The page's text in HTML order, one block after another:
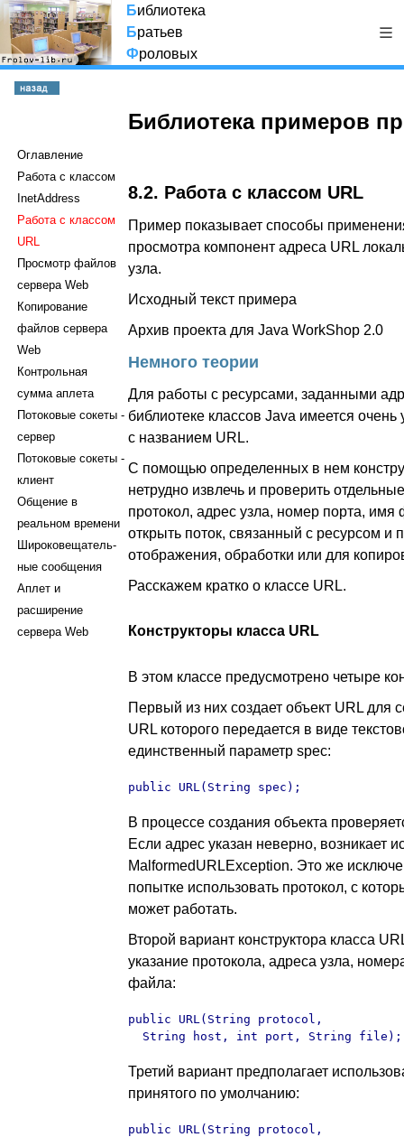
Библиотека
Братьев
Фроловых
Библиотека примеров
Оглавление
Работа с классом
InetAddress
Работа с классом
URL
Просмотр файлов
сервера Web
Копирование
файлов сервера
Web
Контрольная
сумма аплета
Потоковые сокеты -
сервер
Потоковые сокеты -
клиент
Общение в
реальном времени
Широковещатель-
ные сообщения
Аплет и
расширение
сервера Web
8.2. Работа с классом URL
Пример показывает способы
просмотра компонент адреса URL
узла.
Исходный текст примера
Архив проекта для Java WorkShop 2.0
Немного теории
Для работы с ресурсами, заданными
библиотеке классов Java имеется
с названием URL.
С помощью определенных в нем
нетрудно извлечь и проверить
протокол, адрес узла, номер порта,
открыть поток, связанный с ресурсом и
отображения, обработки или для
Расскажем кратко о классе URL.
Конструкторы класса URL
В этом классе предусмотрено четыре
Первый из них создает объект URL для
URL которого передается в виде
единственный параметр spec:
public URL(String spec);
В процессе создания объекта
Если адрес указан неверно, возникает
MalformedURLException. Это же
попытке использовать протокол, с
может работать.
Второй вариант конструктора класса
указание протокола, адреса узла,
файла:
public URL(String protocol,
  String host, int port, String file);
Третий вариант предполагает
принятого по умолчанию:
public URL(String protocol,